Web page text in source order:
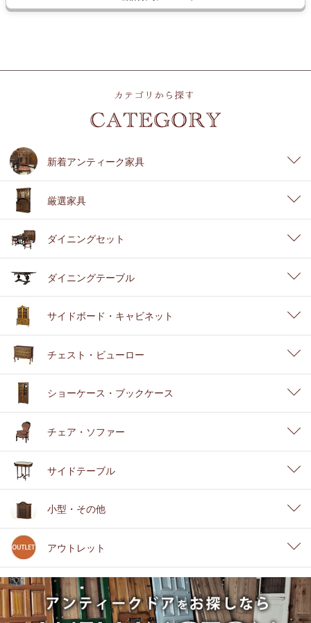
新着アンティーク家具
厳選家具
ダイニングセット
ダイニングテーブル
サイドボード・キャビネット
チェスト・ビューロー
ショーケース・ブックケース
チェア・ソファー
サイドテーブル
小型・その他
アウトレット